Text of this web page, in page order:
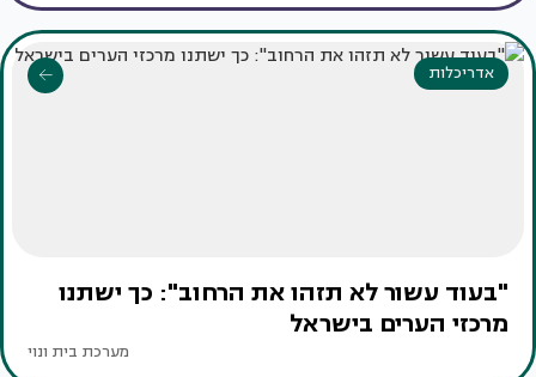
אדריכלות
"בעוד עשור לא תזהו את הרחוב": כך ישתנו
מרכזי הערים בישראל
מערכת בית ונוי